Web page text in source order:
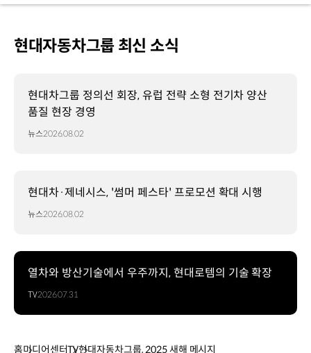
현대자동차그룹 최신 소식
현대차그룹 정의선 회장, 유럽 전략 소형 전기차 양산
품질 현장 경영
뉴스2026.08.02
현대차·제네시스, '썸머 페스타' 프로모션 확대 시행
뉴스2026.08.02
열차와 방산기술에서 우주까지, 현대로템의 기술 확장
TV2026.07.31
홈미디어센터TV현대자동차그룹, 2025 새해 메시지